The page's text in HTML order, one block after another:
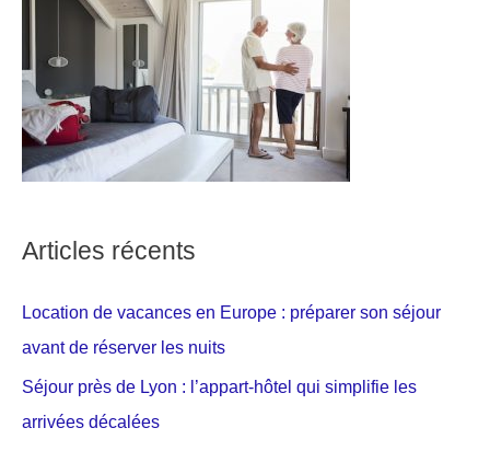
Articles récents
Location de vacances en Europe : préparer son séjour
avant de réserver les nuits
Séjour près de Lyon : l’appart-hôtel qui simplifie les
arrivées décalées